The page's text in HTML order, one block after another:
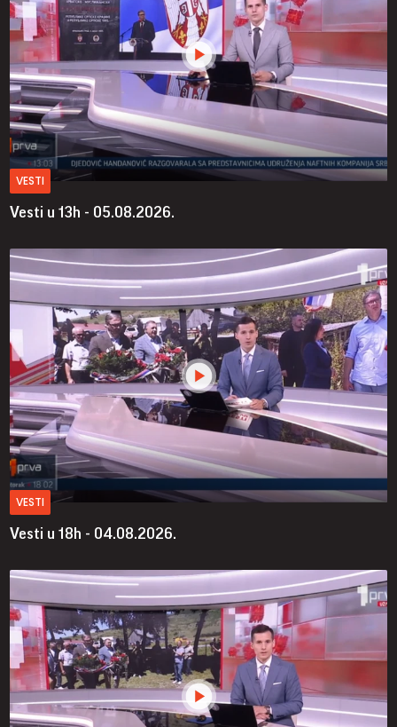
VESTI
Vesti u 13h - 05.08.2026.
VESTI
Vesti u 18h - 04.08.2026.